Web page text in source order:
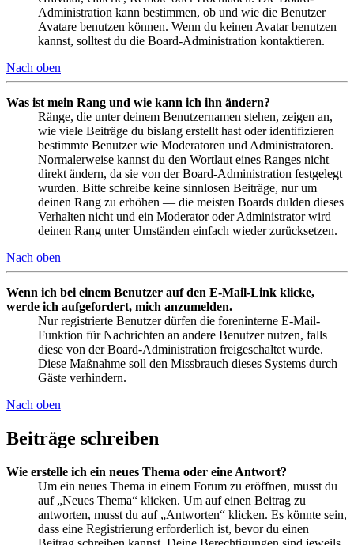
Administration kann bestimmen, ob und wie die Benutzer
Avatare benutzen können. Wenn du keinen Avatar benutzen
kannst, solltest du die Board-Administration kontaktieren.
Nach oben
Was ist mein Rang und wie kann ich ihn ändern?
Ränge, die unter deinem Benutzernamen stehen, zeigen an,
wie viele Beiträge du bislang erstellt hast oder identifizieren
bestimmte Benutzer wie Moderatoren und Administratoren.
Normalerweise kannst du den Wortlaut eines Ranges nicht
direkt ändern, da sie von der Board-Administration festgelegt
wurden. Bitte schreibe keine sinnlosen Beiträge, nur um
deinen Rang zu erhöhen — die meisten Boards dulden dieses
Verhalten nicht und ein Moderator oder Administrator wird
deinen Rang unter Umständen einfach wieder zurücksetzen.
Nach oben
Wenn ich bei einem Benutzer auf den E-Mail-Link klicke,
werde ich aufgefordert, mich anzumelden.
Nur registrierte Benutzer dürfen die foreninterne E-Mail-
Funktion für Nachrichten an andere Benutzer nutzen, falls
diese von der Board-Administration freigeschaltet wurde.
Diese Maßnahme soll den Missbrauch dieses Systems durch
Gäste verhindern.
Nach oben
Beiträge schreiben
Wie erstelle ich ein neues Thema oder eine Antwort?
Um ein neues Thema in einem Forum zu eröffnen, musst du
auf „Neues Thema“ klicken. Um auf einen Beitrag zu
antworten, musst du auf „Antworten“ klicken. Es könnte sein,
dass eine Registrierung erforderlich ist, bevor du einen